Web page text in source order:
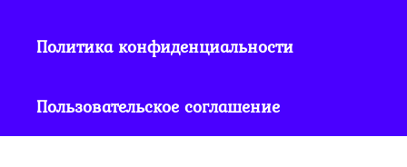
Политика конфиденциальности
Пользовательское соглашение